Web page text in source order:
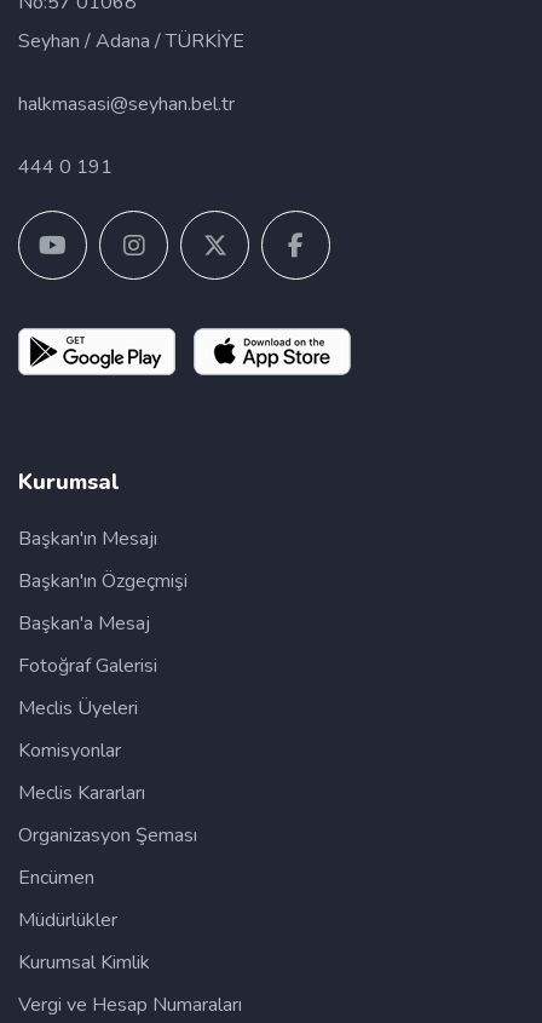
Seyhan / Adana / TÜRKİYE
halkmasasi@seyhan.bel.tr
444 0 191
Kurumsal
Başkan'ın Mesajı
Başkan'ın Özgeçmişi
Başkan'a Mesaj
Fotoğraf Galerisi
Meclis Üyeleri
Komisyonlar
Meclis Kararları
Organizasyon Şeması
Encümen
Müdürlükler
Kurumsal Kimlik
Vergi ve Hesap Numaraları